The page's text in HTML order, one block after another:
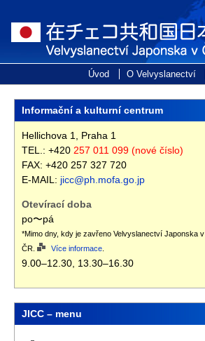
Informační a kulturní centrum
Hellichova 1, Praha 1
TEL.: +420 257 011 099 (nové číslo)
FAX: +420 257 327 720
E-MAIL: jicc@ph.mofa.go.jp
Otevírací doba
po〜pá
*Mimo dny, kdy je zavřeno Velvyslanectví Japonska v
ČR.
Více informace
9.00–12.30, 13.30–16.30
JICC – menu